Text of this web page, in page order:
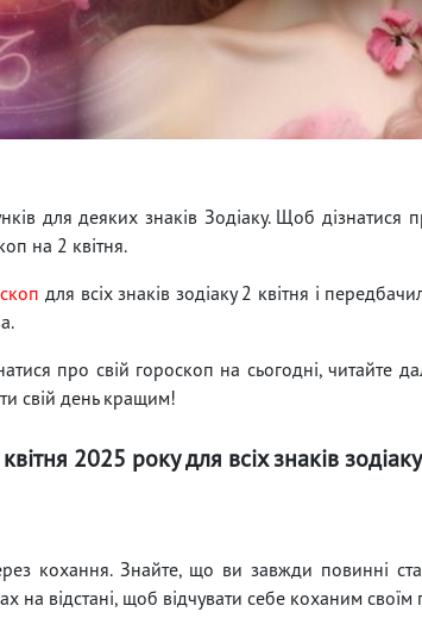
для деяких знаків Зодіаку. Щоб дізнатися
на 2 квітня.
для всіх знаків зодіаку 2 квітня і
про свій гороскоп на сьогодні, читайте
свій день кращим!
2025 року для всіх знаків зодіаку
кохання. Знайте, що ви завжди повинні
на відстані, щоб відчувати себе коханим